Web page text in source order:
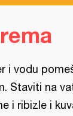
i vodu
Staviti na
i ribizle i